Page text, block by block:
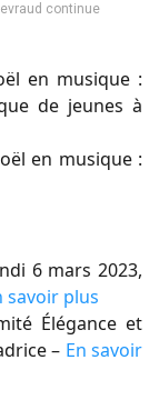
continue
en musique :
de jeunes à
en musique :
6 mars 2023,
savoir plus
Élégance et
– En savoir